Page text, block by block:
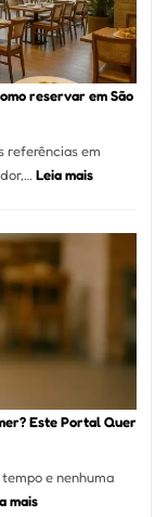
Paulo:
Um
Guia
Definitivo
Alta
Gastronomia
reservar em São
referências em
Leia mais:
encontrar
reservar
Paulo
Este Portal Quer
e nenhuma
mais: